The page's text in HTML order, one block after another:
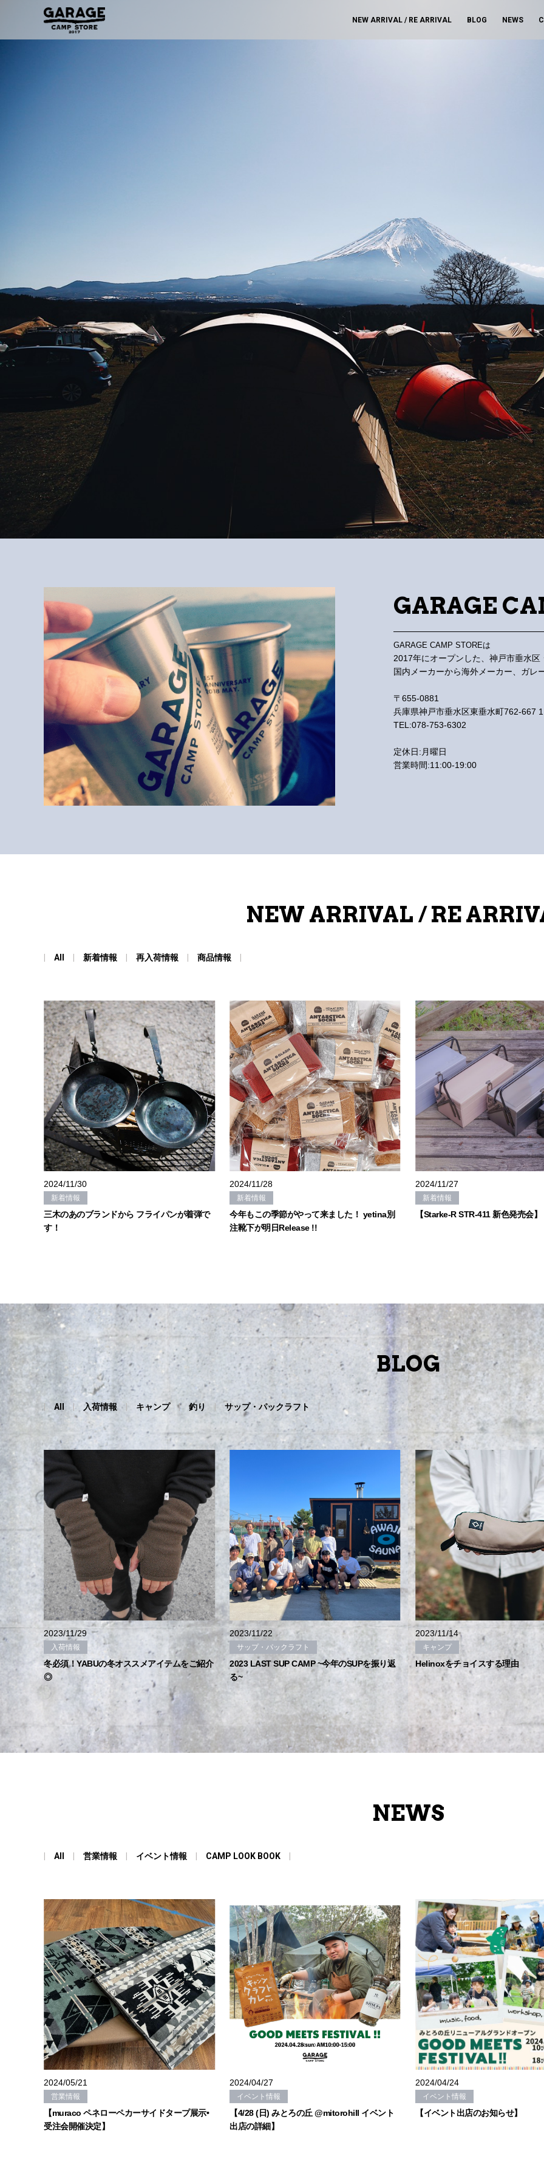
NEW ARRIVAL / RE ARRIVAL BLOG NEWS
GARAGE
GARAGE CAMP STOREは
2017年にオープンした、神戸市垂水
国内メーカーから海外メーカー、ガレ
〒655-0881
兵庫県神戸市垂水区東垂水町762-667
TEL:078-753-6302
定休日:月曜日
営業時間:11:00-19:00
NEW ARRIVAL / RE
All 新着情報 再入荷情報 商品情報
2024/11/30
新着情報
三木のあのブランドから フライパンが着弾で
す！
2024/11/28
新着情報
今年もこの季節がやって来ました！ yetina別
注靴下が明日Release !!
2024/11/27
新着情報
【Starke-R STR-411 新色発売会】
BLOG
All 入荷情報 キャンプ 釣り サップ・パックラフト
2023/11/29
入荷情報
冬必須！YABUの冬オススメアイテムをご紹介
◎
2023/11/22
サップ・パックラフト
2023 LAST SUP CAMP ~今年のSUPを振り返
る~
2023/11/14
キャンプ
Helinoxをチョイスする理由
NEWS
All 営業情報 イベント情報 CAMP LOOK BOOK
2024/05/21
営業情報
【muraco ペネローペカーサイドタープ展示•
受注会開催決定】
2024/04/27
イベント情報
【4/28 (日) みとろの丘 @mitorohill イベント
出店の詳細】
2024/04/24
イベント情報
【イベント出店のお知らせ】